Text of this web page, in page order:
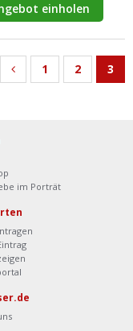
einholen
1 2 3
im Porträt